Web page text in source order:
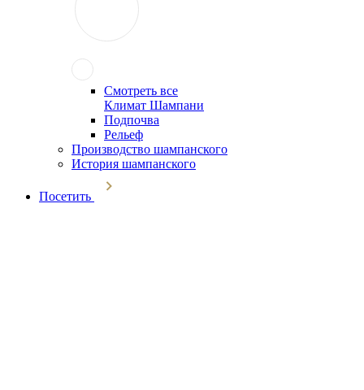
Смотреть все
Климат Шампани
Подпочва
Рельеф
Производство шампанского
История шампанского
Посетить